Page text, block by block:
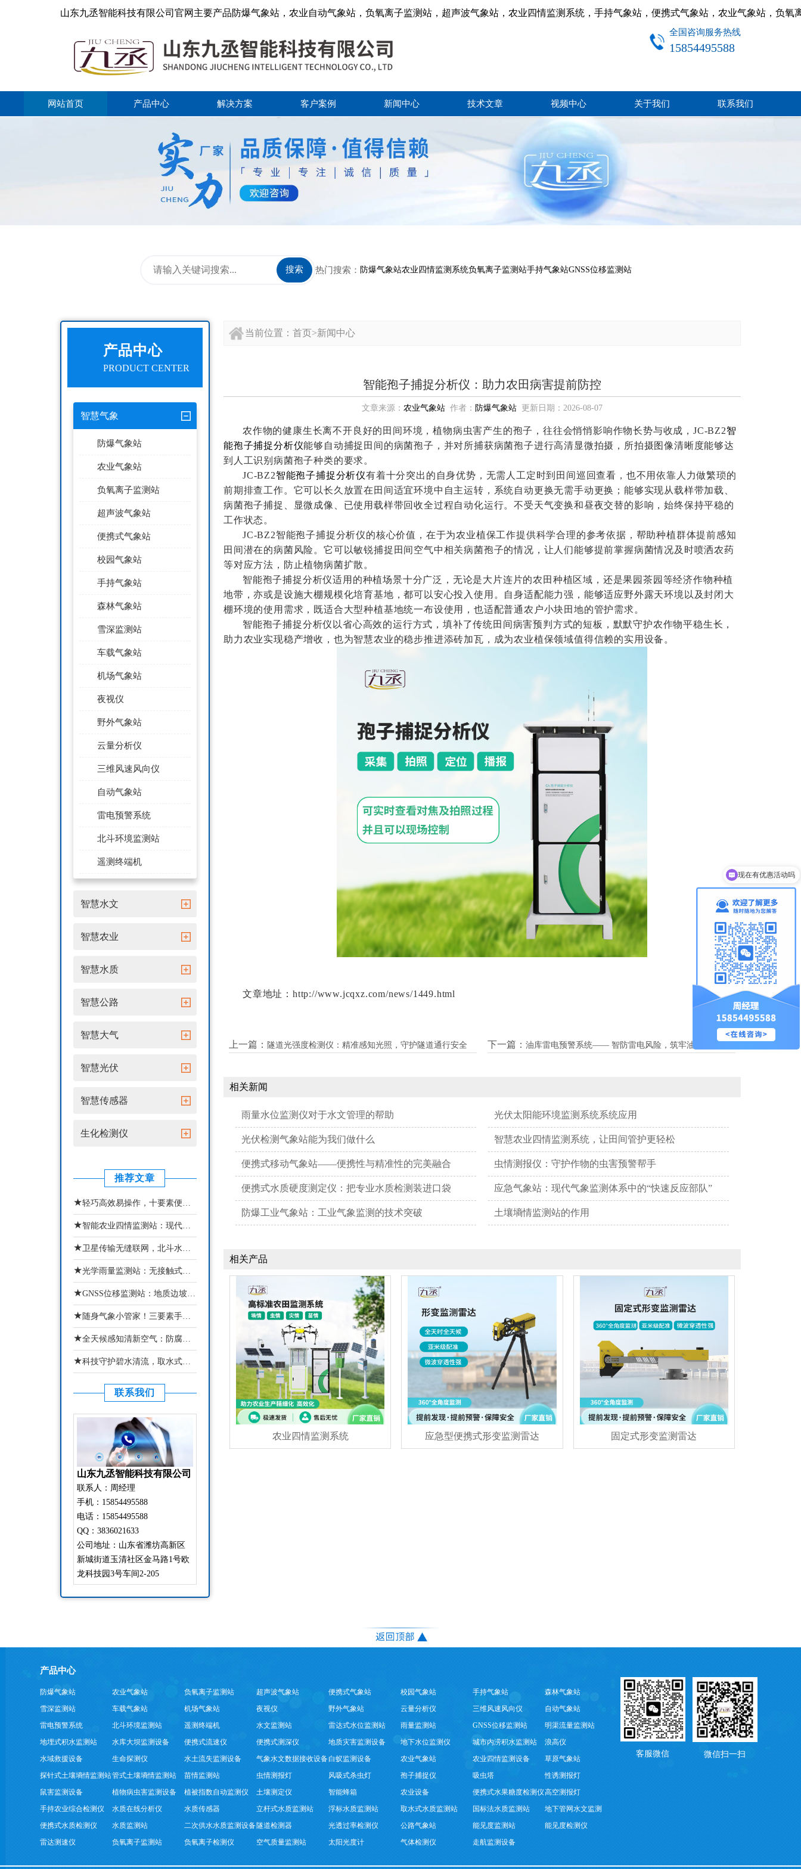
山东九丞智能科技有限公司官网主要产品防爆气象站，农业自动气象站，负氧离子监测站，超声波气象站，农业四情监测系统，手持气象站，便携式气象站，农业气象站，负氧
全国咨询服务热线
15854495588
网站首页 产品中心 解决方案 客户案例 新闻中心 技术文章 视频中心 关于我们 联系我们
搜索 热门搜索： 防爆气象站农业四情监测系统负氧离子监测站手持气象站GNSS位移监测站
产品中心
PRODUCT CENTER
智慧气象
防爆气象站
农业气象站
负氧离子监测站
超声波气象站
便携式气象站
校园气象站
手持气象站
森林气象站
雪深监测站
车载气象站
机场气象站
夜视仪
野外气象站
云量分析仪
三维风速风向仪
自动气象站
雷电预警系统
北斗环境监测站
遥测终端机
智慧水文
智慧农业
智慧水质
智慧公路
智慧大气
智慧光伏
智慧传感器
生化检测仪
推荐文章
★轻巧高效易操作，十要素便携式气象站助力多场景气象精细化监测
★智能农业四情监测站：现代农业苗情墒情虫情灾情一体化监测设备
★ 卫星传输无缝联网，北斗水文环境监测站实现动态治水
★光学雨量监测站：无接触式智能降雨气象监测设备
★GNSS位移监测站：地质边坡智能化安全监测预警设备
★ 随身气象小管家！三要素手持气象站精准掌握当下局部微气象状态
★全天候感知清新空气：防腐木款负氧离子监测站适配湿地林区
★科技守护碧水清流，取水式水质监测站还原真实水域水质状态
联系我们
山东九丞智能科技有限公司
联系人：周经理
手机：15854495588
电话：15854495588
QQ：3836021633
公司地址：山东省潍坊高新区
新城街道玉清社区金马路1号欧
龙科技园3号车间2-205
当前位置： 首页>新闻中心
智能孢子捕捉分析仪：助力农田病害提前防控
文章来源： 农业气象站 作者： 防爆气象站 更新日期：2026-08-07
农作物的健康生长离不开良好的田间环境，植物病虫害产生的孢子，往往会悄悄影响作物长势与收成，JC-BZ2智
能孢子捕捉分析仪能够自动捕捉田间的病菌孢子，并对所捕获病菌孢子进行高清显微拍摄，所拍摄图像清晰度能够达
到人工识别病菌孢子种类的要求。
JC-BZ2智能孢子捕捉分析仪有着十分突出的自身优势，无需人工定时到田间巡回查看，也不用依靠人力做繁琐的
前期排查工作。它可以长久放置在田间适宜环境中自主运转，系统自动更换无需手动更换；能够实现从载样带加载、
病菌孢子捕捉、显微成像、已使用载样带回收全过程自动化运行。不受天气变换和昼夜交替的影响，始终保持平稳的
工作状态。
JC-BZ2智能孢子捕捉分析仪的核心价值，在于为农业植保工作提供科学合理的参考依据，帮助种植群体提前感知
田间潜在的病菌风险。它可以敏锐捕捉田间空气中相关病菌孢子的情况，让人们能够提前掌握病菌情况及时喷洒农药
等对应方法，防止植物病菌扩散。
智能孢子捕捉分析仪适用的种植场景十分广泛，无论是大片连片的农田种植区域，还是果园茶园等经济作物种植
地带，亦或是设施大棚规模化培育基地，都可以安心投入使用。自身适配能力强，能够适应野外露天环境以及封闭大
棚环境的使用需求，既适合大型种植基地统一布设使用，也适配普通农户小块田地的管护需求。
智能孢子捕捉分析仪以省心高效的运行方式，填补了传统田间病害预判方式的短板，默默守护农作物平稳生长，
助力农业实现稳产增收，也为智慧农业的稳步推进添砖加瓦，成为农业植保领域值得信赖的实用设备。
文章地址：http://www.jcqxz.com/news/1449.html
上一篇： 隧道光强度检测仪：精准感知光照，守护隧道通行安全 下一篇： 油库雷电预警系统—— 智防雷电风险，筑牢油库安全
相关新闻
雨量水位监测仪对于水文管理的帮助 光伏太阳能环境监测系统系统应用
光伏检测气象站能为我们做什么 智慧农业四情监测系统，让田间管护更轻松
便携式移动气象站——便携性与精准性的完美融合 虫情测报仪：守护作物的虫害预警帮手
便携式水质硬度测定仪：把专业水质检测装进口袋 应急气象站：现代气象监测体系中的“快速反应部队”
防爆工业气象站：工业气象监测的技术突破 土壤墒情监测站的作用
相关产品
农业四情监测系统 应急型便携式形变监测雷达 固定式形变监测雷达
产品中心
防爆气象站 农业气象站 负氧离子监测站 超声波气象站 便携式气象站 校园气象站 手持气象站
森林气象站
雪深监测站
车载气象站 机场气象站 夜视仪 野外气象站 云量分析仪 三维风速风向仪
自动气象站
雷电预警系统
北斗环境监测站 遥测终端机 水文监测站 雷达式水位监测站 雨量监测站 GNSS位移监测站
明渠流量监测站
地埋式积水监测站
水库大坝监测设备 便携式流速仪 便携式测深仪 地质灾害监测设备 地下水位监测仪 城市内涝积水监测站
浪高仪
水域救援设备
生命探测仪 水土流失监测设备 气象水文数据接收设备白蚁监测设备 农业气象站 农业四情监测设备
草原气象站
探针式土壤墒情监测站管式土壤墒情监测站 苗情监测站 虫情测报灯 风吸式杀虫灯 孢子捕捉仪 吸虫塔
性诱测报灯
鼠害监测设备
植物病虫害监测设备 植被指数自动监测仪 土壤测定仪 智能蜂箱 农业设备 便携式水果糖度检测仪高空测报灯
手持农业综合检测仪
水质在线分析仪 水质传感器 立杆式水质监测站 浮标水质监测站 取水式水质监测站 国标法水质监测站
地下管网水文监测
便携式水质检测仪
水质监测站 二次供水水质监测设备隧道检测器 光透过率检测仪 公路气象站 能见度监测站
能见度检测仪
雷达测速仪
负氧离子监测站 负氧离子检测仪 空气质量监测站 太阳光度计 气体检测仪 走航监测设备
微信扫一扫
客服微信
现在有优惠活动吗